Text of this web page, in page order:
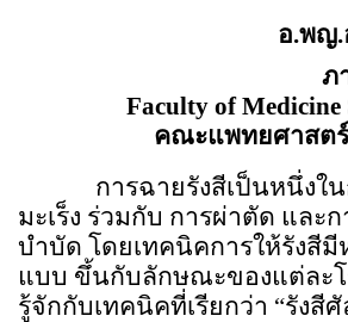
อ.พญ.
ภ
Faculty of
คณะแพทยศาสต
การฉายรังสีเป็นหนึ่งใ
มะเร็ง ร่วมกับ การผ่าตัด และก
บำบัด โดยเทคนิคการให้รังสี
แบบ ขึ้นกับลักษณะของแต่ละ
รู้จักกับเทคนิคที่เรียกว่า “รังสี